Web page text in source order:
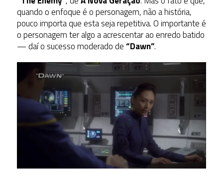
quando o enfoque é o personagem, não a história,
pouco importa que esta seja repetitiva. O importante é
o personagem ter algo a acrescentar ao enredo batido
— daí o sucesso moderado de“Dawn”.